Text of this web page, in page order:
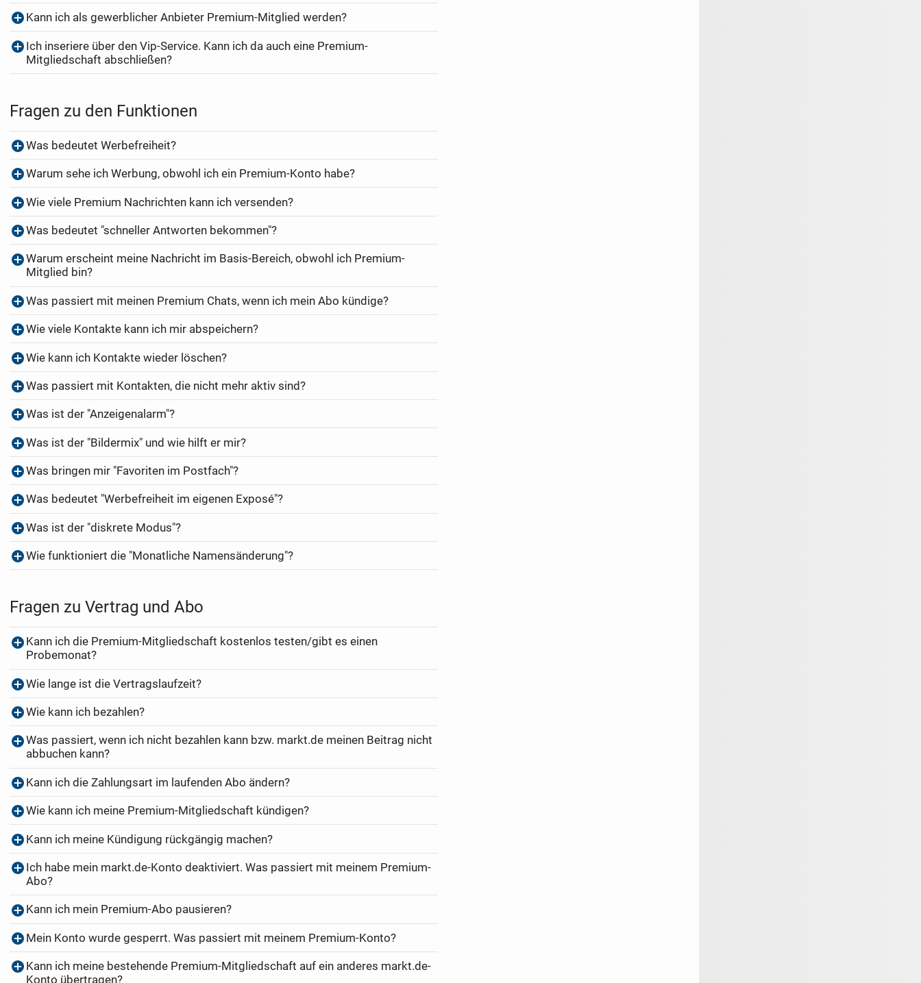
Kann ich als gewerblicher Anbieter Premium-Mitglied werden?
Ich inseriere über den Vip-Service. Kann ich da auch eine Premium-
Mitgliedschaft abschließen?
Fragen zu den Funktionen
Was bedeutet Werbefreiheit?
Warum sehe ich Werbung, obwohl ich ein Premium-Konto habe?
Wie viele Premium Nachrichten kann ich versenden?
Was bedeutet "schneller Antworten bekommen"?
Warum erscheint meine Nachricht im Basis-Bereich, obwohl ich Premium-
Mitglied bin?
Was passiert mit meinen Premium Chats, wenn ich mein Abo kündige?
Wie viele Kontakte kann ich mir abspeichern?
Wie kann ich Kontakte wieder löschen?
Was passiert mit Kontakten, die nicht mehr aktiv sind?
Was ist der "Anzeigenalarm"?
Was ist der "Bildermix" und wie hilft er mir?
Was bringen mir "Favoriten im Postfach"?
Was bedeutet "Werbefreiheit im eigenen Exposé"?
Was ist der "diskrete Modus"?
Wie funktioniert die "Monatliche Namensänderung"?
Fragen zu Vertrag und Abo
Kann ich die Premium-Mitgliedschaft kostenlos testen/gibt es einen
Probemonat?
Wie lange ist die Vertragslaufzeit?
Wie kann ich bezahlen?
Was passiert, wenn ich nicht bezahlen kann bzw. markt.de meinen Beitrag nicht
abbuchen kann?
Kann ich die Zahlungsart im laufenden Abo ändern?
Wie kann ich meine Premium-Mitgliedschaft kündigen?
Kann ich meine Kündigung rückgängig machen?
Ich habe mein markt.de-Konto deaktiviert. Was passiert mit meinem Premium-
Abo?
Kann ich mein Premium-Abo pausieren?
Mein Konto wurde gesperrt. Was passiert mit meinem Premium-Konto?
Kann ich meine bestehende Premium-Mitgliedschaft auf ein anderes markt.de-
Konto übertragen?